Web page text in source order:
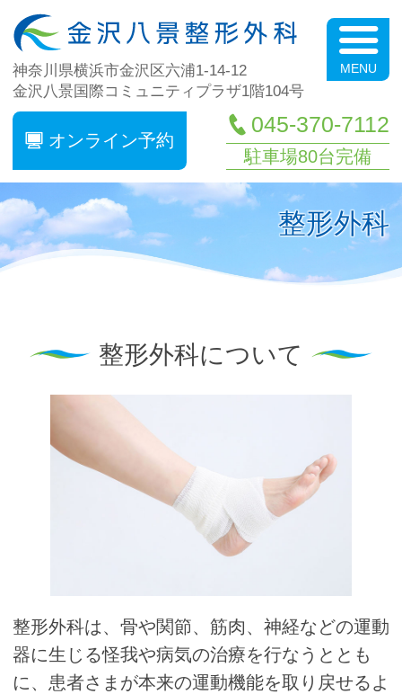
神奈川県横浜市金沢区六浦1-14-12
金沢八景国際コミュニティプラザ1階104号
オンライン予約
045-370-7112
駐車場80台完備
整形外科
整形外科について
整形外科は、骨や関節、筋肉、神経などの運動
器に生じる怪我や病気の治療を行なうととも
に、患者さまが本来の運動機能を取り戻せるよ